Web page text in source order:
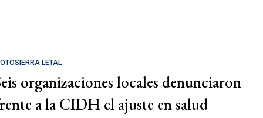
LETAL
organizaciones locales denunciaron
a la CIDH el ajuste en salud